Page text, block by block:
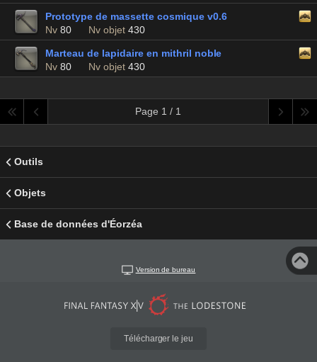
Prototype de massette cosmique v0.6
Nv 80 Nv objet 430
Marteau de lapidaire en mithril noble
Nv 80 Nv objet 430
Page 1 / 1
Outils
Objets
Base de données d'Éorzéa
Version de bureau
Télécharger le jeu